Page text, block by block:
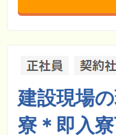
建設現場
寮＊即入